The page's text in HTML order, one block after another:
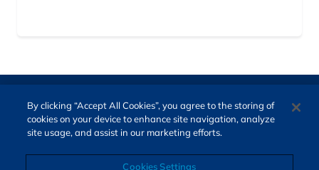
By clicking “Accept All Cookies”, you agree to the storing of
cookies on your device to enhance site navigation, analyze
site usage, and assist in our marketing efforts.
Cookies Settings